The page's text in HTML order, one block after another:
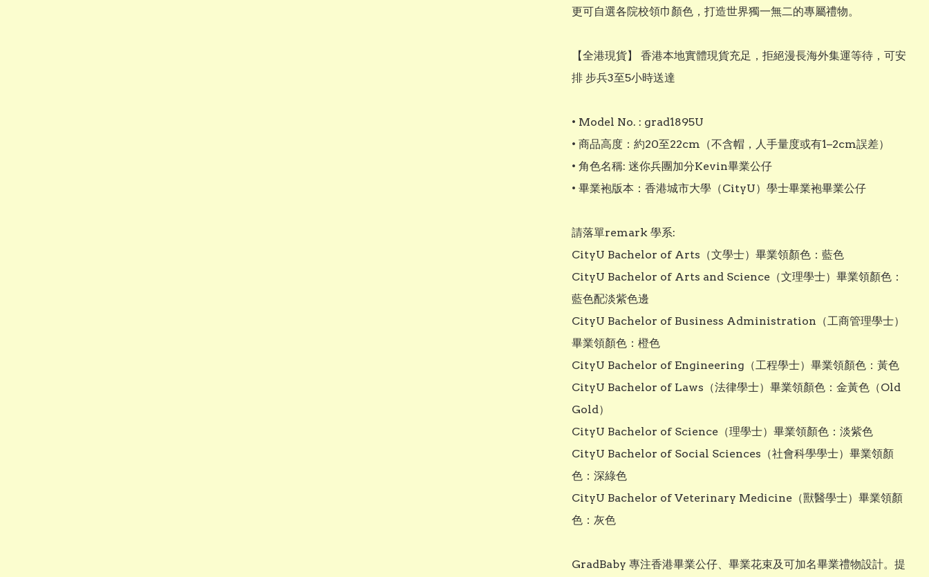
更可自選各院校領巾顏色，打造世界獨一無二的專屬禮物。
​【全港現貨】 香港本地實體現貨充足，拒絕漫長海外集運等待，可安
排 步兵3至5小時送達
• Model No. : grad1895U
• 商品高度：約20至22cm（不含帽，人手量度或有1–2cm誤差）
• 角色名稱: 迷你兵團加分Kevin畢業公仔
• 畢業袍版本：香港城市大學（CityU）學士畢業袍畢業公仔
請落單remark 學系:
CityU Bachelor of Arts（文學士）畢業領顏色：藍色
CityU Bachelor of Arts and Science（文理學士）畢業領顏色：
藍色配淡紫色邊
CityU Bachelor of Business Administration（工商管理學士）
畢業領顏色：橙色
CityU Bachelor of Engineering（工程學士）畢業領顏色：黃色
CityU Bachelor of Laws（法律學士）畢業領顏色：金黃色（Old
Gold）
CityU Bachelor of Science（理學士）畢業領顏色：淡紫色
CityU Bachelor of Social Sciences（社會科學學士）畢業領顏
色：深綠色
CityU Bachelor of Veterinary Medicine（獸醫學士）畢業領顏
色：灰色
GradBaby 專注香港畢業公仔、畢業花束及可加名畢業禮物設計。提